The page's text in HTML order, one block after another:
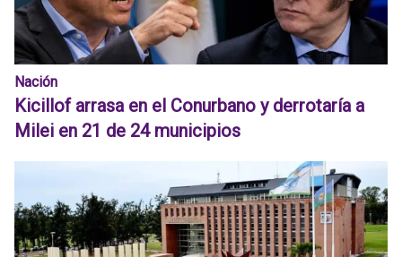
Nación
Kicillof arrasa en el Conurbano y derrotaría a
Milei en 21 de 24 municipios